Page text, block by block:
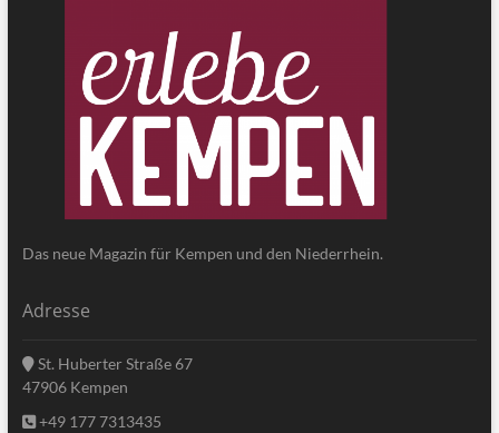
Das neue Magazin für Kempen und den Niederrhein.
Adresse
St. Huberter Straße 67
47906 Kempen
+49 177 7313435